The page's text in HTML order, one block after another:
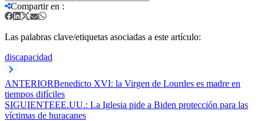
Compartir en :
Las palabras clave/etiquetas asociadas a este artículo:
discapacidad
ANTERIORBenedicto XVI: la Virgen de Lourdes es madre en
tiempos difíciles
SIGUIENTEEE.UU.: La Iglesia pide a Biden protección para las
víctimas de huracanes